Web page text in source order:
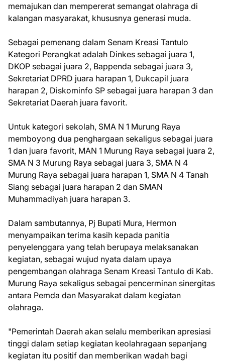
memajukan dan mempererat semangat olahraga di
kalangan masyarakat, khususnya generasi muda.
Sebagai pemenang dalam Senam Kreasi Tantulo
Kategori Perangkat adalah Dinkes sebagai juara 1,
DKOP sebagai juara 2, Bappenda sebagai juara 3,
Sekretariat DPRD juara harapan 1, Dukcapil juara
harapan 2, Diskominfo SP sebagai juara harapan 3 dan
Sekretariat Daerah juara favorit.
Untuk kategori sekolah, SMA N 1 Murung Raya
memboyong dua penghargaan sekaligus sebagai juara
1 dan juara favorit, MAN 1 Murung Raya sebagai juara 2,
SMA N 3 Murung Raya sebagai juara 3, SMA N 4
Murung Raya sebagai juara harapan 1, SMA N 4 Tanah
Siang sebagai juara harapan 2 dan SMAN
Muhammadiyah juara harapan 3.
Dalam sambutannya, Pj Bupati Mura, Hermon
menyampaikan terima kasih kepada panitia
penyelenggara yang telah berupaya melaksanakan
kegiatan, sebagai wujud nyata dalam upaya
pengembangan olahraga Senam Kreasi Tantulo di Kab.
Murung Raya sekaligus sebagai pencerminan sinergitas
antara Pemda dan Masyarakat dalam kegiatan
olahraga.
"Pemerintah Daerah akan selalu memberikan apresiasi
tinggi dalam setiap kegiatan keolahragaan sepanjang
kegiatan itu positif dan memberikan wadah bagi